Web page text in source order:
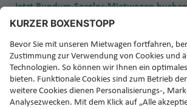
Jetzt Rundum-Sorglos-Mietwagen